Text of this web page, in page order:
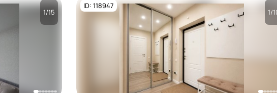
1/15
Посмотреть все
фото
ID: 118947
1/